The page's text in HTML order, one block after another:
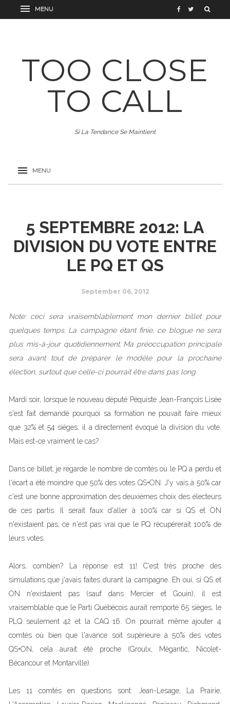
TOO CLOSE
TO CALL
Si La Tendance Se Maintient
5 SEPTEMBRE 2012: LA
DIVISION DU VOTE ENTRE
LE PQ ET QS
September 06, 2012
Note: ceci sera vraisemblablement mon dernier billet pour
quelques temps. La campagne étant finie, ce blogue ne sera
plus mis-à-jour quotidiennement. Ma préoccupation principale
sera avant tout de préparer le modèle pour la prochaine
élection, surtout que celle-ci pourrait être dans pas long.
Mardi soir, lorsque le nouveau député Péquiste Jean-François Lisée
s'est fait demandé pourquoi sa formation ne pouvait faire mieux
que 32% et 54 sièges, il a directement évoqué la division du vote.
Mais est-ce vraiment le cas?
Dans ce billet, je regarde le nombre de comtés où le PQ a perdu et
l'écart a été moindre que 50% des votes QS+ON. J'y vais à 50% car
c'est une bonne approximation des deuxièmes choix des électeurs
de ces partis. Il serait faux d'aller à 100% car si QS et ON
n'existaient pas, ce n'est pas vrai que le PQ récupérerait 100% de
leurs votes.
Alors, combien? La réponse est 11! C'est très proche des
simulations que j'avais faites durant la campagne. Eh oui, si QS et
ON n'existaient pas (sauf dans Mercier et Gouin), il est
vraisemblable que le Parti Québécois aurait remporté 65 sièges, le
PLQ seulement 42 et la CAQ 16. On pourrait même ajouter 4
comtés où bien que l'avance soit supérieure à 50% des votes
QS+ON, cela aurait été proche (Groulx, Mégantic, Nicolet-
Bécancour et Montarville).
Les 11 comtés en questions sont: Jean-Lesage, La Prairie,